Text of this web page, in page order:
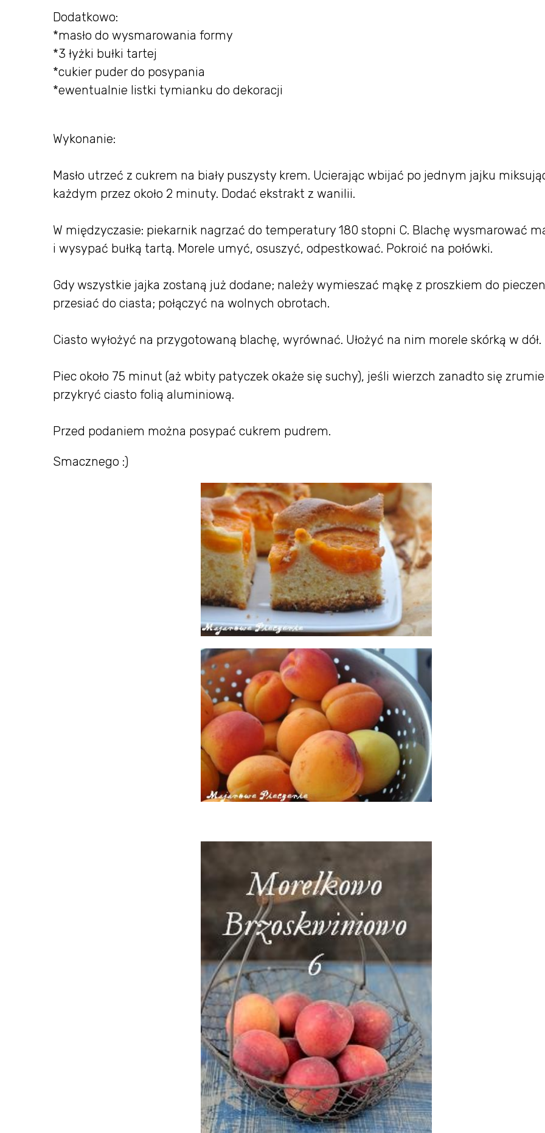
Dodatkowo:
*masło do wysmarowania formy
*3 łyżki bułki tartej
*cukier puder do posypania
*ewentualnie listki tymianku do dekoracji
Wykonanie:
Masło utrzeć z cukrem na biały puszysty krem. Ucierając wbijać po jednym jajku
każdym przez około 2 minuty. Dodać ekstrakt z wanilii.
W międzyczasie: piekarnik nagrzać do temperatury 180 stopni C. Blachę wysmarować
i wysypać bułką tartą. Morele umyć, osuszyć, odpestkować. Pokroić na połówki.
Gdy wszystkie jajka zostaną już dodane; należy wymieszać mąkę z proszkiem do
przesiać do ciasta; połączyć na wolnych obrotach.
Ciasto wyłożyć na przygotowaną blachę, wyrównać. Ułożyć na nim morele skórką w dół.
Piec około 75 minut (aż wbity patyczek okaże się suchy), jeśli wierzch zanadto się
przykryć ciasto folią aluminiową.
Przed podaniem można posypać cukrem pudrem.
Smacznego :)